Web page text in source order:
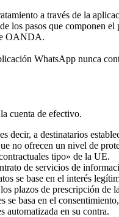
a través de la
los pasos que componen
OANDA.
WhatsApp nunca
cuenta de efectivo.
decir, a destinatarios
no ofrecen un nivel de
tipo» de la UE.
de servicios de
se base en el interés
plazos de prescripción
basa en el
automatizada en su contra.